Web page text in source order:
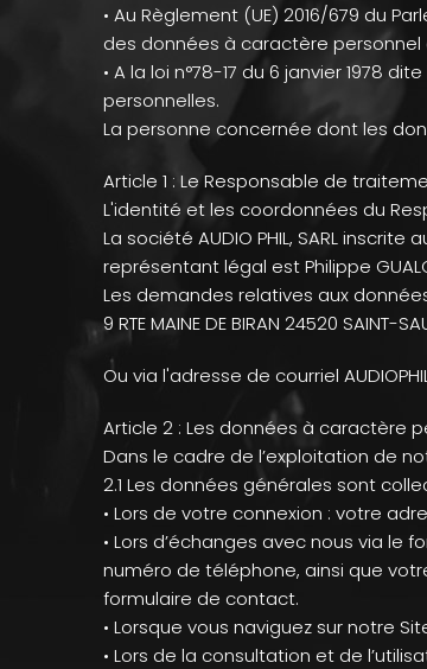
• Au Règlement (UE) 2016/679 du
des données à caractère
• A la loi n°78-17 du 6 janvier 1978
personnelles.
La personne concernée dont les
Article 1 : Le Responsable de
L'identité et les coordonnées du
La société AUDIO PHIL, SARL inscrite
représentant légal est Philippe
Les demandes relatives aux
9 RTE MAINE DE BIRAN 24520 SAINT-
Ou via l'adresse de courriel
Article 2 : Les données à caractère
Dans le cadre de l’exploitation de
2.1 Les données générales sont
• Lors de votre connexion : votre
• Lors d’échanges avec nous via
numéro de téléphone, ainsi que
formulaire de contact.
• Lorsque vous naviguez sur notre
• Lors de la consultation et de